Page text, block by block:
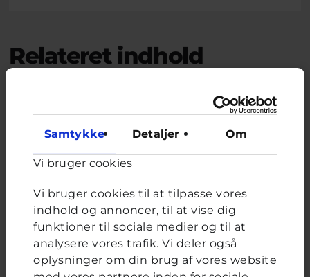
Samtykke Detaljer Om
Vi bruger cookies
Vi bruger cookies til at tilpasse vores
indhold og annoncer, til at vise dig
funktioner til sociale medier og til at
analysere vores trafik. Vi deler også
oplysninger om din brug af vores website
Relateret indhold
Venner/Veninde
Bror/Søster
Ingen